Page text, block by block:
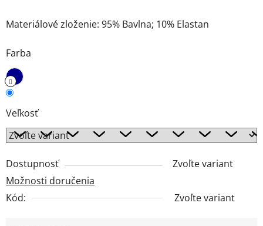
Materiálové zloženie: 95% Bavlna; 10% Elastan
Farba
Veľkosť
Dostupnosť
Zvoľte variant
Možnosti doručenia
Kód:
Zvoľte variant